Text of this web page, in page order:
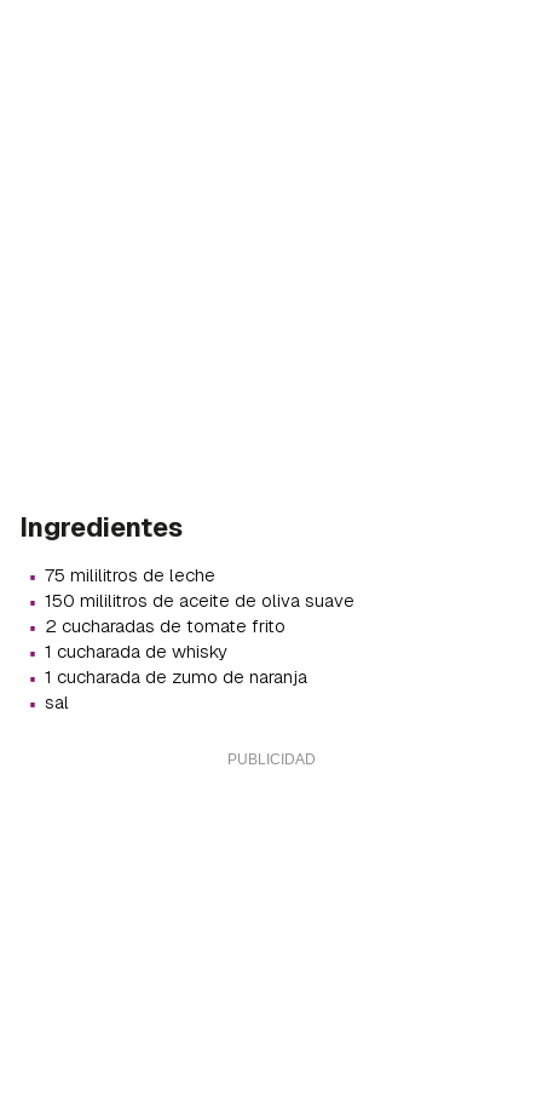
Ingredientes
· 75 mililitros de leche
· 150 mililitros de aceite de oliva suave
· 2 cucharadas de tomate frito
· 1 cucharada de whisky
· 1 cucharada de zumo de naranja
· sal